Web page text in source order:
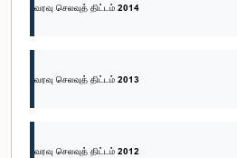
வரவு செலவுத் திட்டம் 2014
வரவு செலவுத் திட்டம் 2013
வரவு செலவுத் திட்டம் 2012